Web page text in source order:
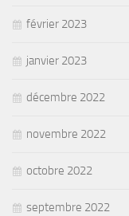
février 2023
janvier 2023
décembre 2022
novembre 2022
octobre 2022
septembre 2022